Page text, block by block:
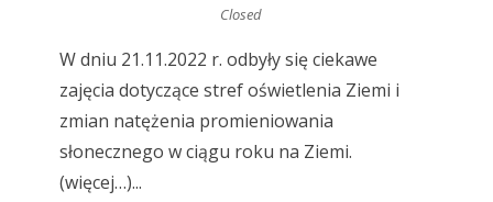
Closed
W dniu 21.11.2022 r. odbyły się ciekawe
zajęcia dotyczące stref oświetlenia Ziemi i
zmian natężenia promieniowania
słonecznego w ciągu roku na Ziemi.
(więcej…)...